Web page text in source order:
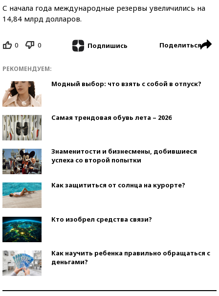
С начала года международные резервы увеличились на
14,84 млрд долларов.
0 0 Подпишись Поделиться
РЕКОМЕНДУЕМ:
Модный выбор: что взять с собой в отпуск?
Самая трендовая обувь лета – 2026
Знаменитости и бизнесмены, добившиеся
успеха со второй попытки
Как защититься от солнца на курорте?
Кто изобрел средства связи?
Как научить ребенка правильно обращаться с
деньгами?